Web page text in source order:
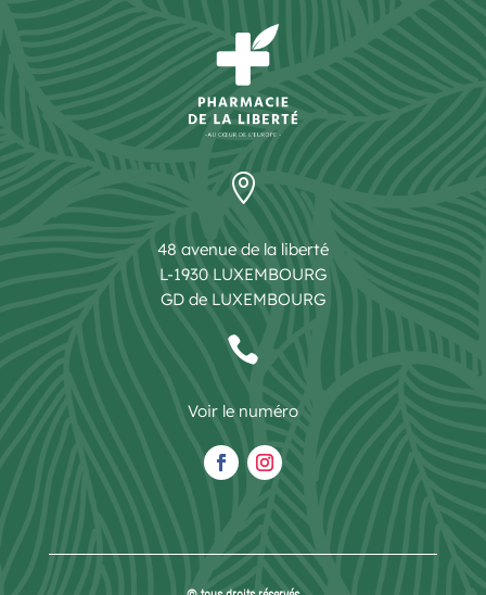

48 avenue de la liberté
L-1930 LUXEMBOURG
GD de LUXEMBOURG

Voir le numéro